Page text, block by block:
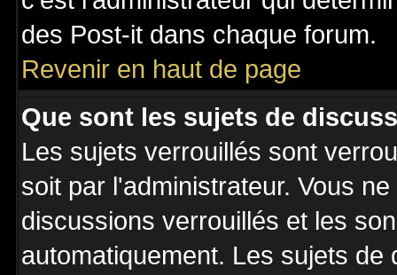
des Post-it dans chaque forum.
Revenir en haut de page
Que sont les sujets de
Les sujets verrouillés sont
soit par l'administrateur. Vous
discussions verrouillés et les
automatiquement. Les sujets